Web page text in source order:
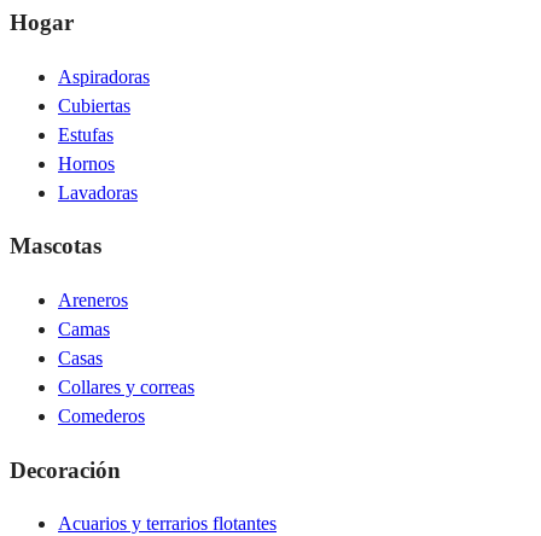
Hogar
Aspiradoras
Cubiertas
Estufas
Hornos
Lavadoras
Mascotas
Areneros
Camas
Casas
Collares y correas
Comederos
Decoración
Acuarios y terrarios flotantes